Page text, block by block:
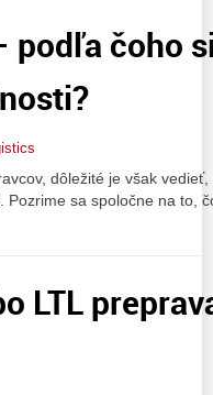
podľa čoho
dôležité je však
Pozrime sa spoločne na to,
LTL